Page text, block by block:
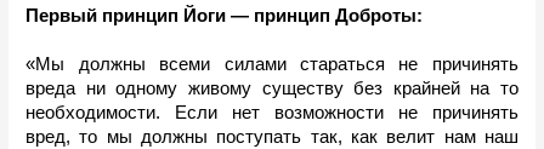
Первый принцип Йоги — принцип Доброты:
«Мы должны всеми силами стараться не причинять
вреда ни одному живому существу без крайней на то
необходимости. Если нет возможности не причинять
вред, то мы должны поступать так, как велит нам наш